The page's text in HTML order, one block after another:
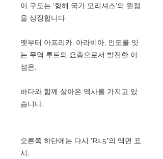
이 구도는 '항해 국가 모리셔스'의 원점
을 상징합니다.
옛부터 아프리카, 아라비아, 인도를 잇
는 무역 루트의 요충으로서 발전한 이
섬은,
바다와 함께 살아온 역사를 가지고 있
습니다.
오른쪽 하단에는 다시 "Rs.5"의 액면 표
시,